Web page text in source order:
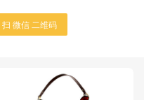
扫 微信 二维码